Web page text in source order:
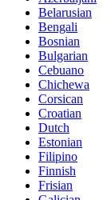
Belarusian
Bengali
Bosnian
Bulgarian
Cebuano
Chichewa
Corsican
Croatian
Dutch
Estonian
Filipino
Finnish
Frisian